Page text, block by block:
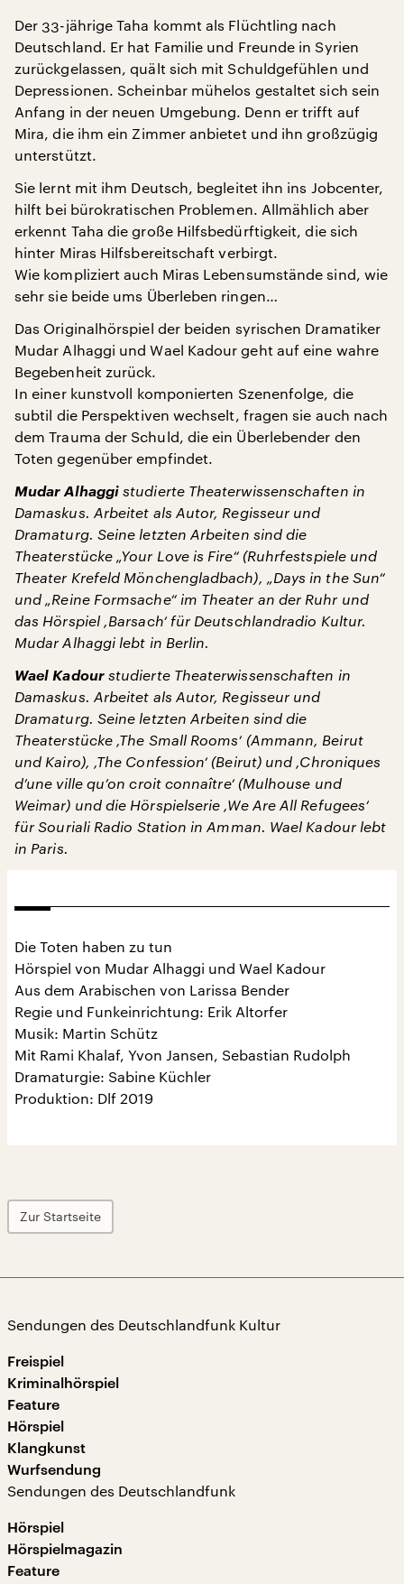
Der 33-jährige Taha kommt als Flüchtling nach
Deutschland. Er hat Familie und Freunde in Syrien
zurückgelassen, quält sich mit Schuldgefühlen und
Depressionen. Scheinbar mühelos gestaltet sich sein
Anfang in der neuen Umgebung. Denn er trifft auf
Mira, die ihm ein Zimmer anbietet und ihn großzügig
unterstützt.
Sie lernt mit ihm Deutsch, begleitet ihn ins Jobcenter,
hilft bei bürokratischen Problemen. Allmählich aber
erkennt Taha die große Hilfsbedürftigkeit, die sich
hinter Miras Hilfsbereitschaft verbirgt.
Wie kompliziert auch Miras Lebensumstände sind, wie
sehr sie beide ums Überleben ringen…
Das Originalhörspiel der beiden syrischen Dramatiker
Mudar Alhaggi und Wael Kadour geht auf eine wahre
Begebenheit zurück.
In einer kunstvoll komponierten Szenenfolge, die
subtil die Perspektiven wechselt, fragen sie auch nach
dem Trauma der Schuld, die ein Überlebender den
Toten gegenüber empfindet.
Mudar Alhaggi studierte Theaterwissenschaften in
Damaskus. Arbeitet als Autor, Regisseur und
Dramaturg. Seine letzten Arbeiten sind die
Theaterstücke „Your Love is Fire“ (Ruhrfestspiele und
Theater Krefeld Mönchengladbach), „Days in the Sun“
und „Reine Formsache“ im Theater an der Ruhr und
das Hörspiel ,Barsach‘ für Deutschlandradio Kultur.
Mudar Alhaggi lebt in Berlin.
Wael Kadour studierte Theaterwissenschaften in
Damaskus. Arbeitet als Autor, Regisseur und
Dramaturg. Seine letzten Arbeiten sind die
Theaterstücke ,The Small Rooms‘ (Ammann, Beirut
und Kairo), ,The Confession‘ (Beirut) und ,Chroniques
d’une ville qu’on croit connaître‘ (Mulhouse und
Weimar) und die Hörspielserie ,We Are All Refugees‘
für Souriali Radio Station in Amman. Wael Kadour lebt
in Paris.
Die Toten haben zu tun
Hörspiel von Mudar Alhaggi und Wael Kadour
Aus dem Arabischen von Larissa Bender
Regie und Funkeinrichtung: Erik Altorfer
Musik: Martin Schütz
Mit Rami Khalaf, Yvon Jansen, Sebastian Rudolph
Dramaturgie: Sabine Küchler
Produktion: Dlf 2019
Zur Startseite
Sendungen des Deutschlandfunk Kultur
Freispiel
Kriminalhörspiel
Feature
Hörspiel
Klangkunst
Wurfsendung
Sendungen des Deutschlandfunk
Hörspiel
Hörspielmagazin
Feature